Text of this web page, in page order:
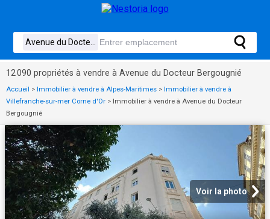
12 090 propriétés à vendre à Avenue du Docteur Bergougnié
Accueil > Immobilier à vendre à Alpes-Maritimes > Immobilier à vendre à
Villefranche-sur-mer Corne d'Or > Immobilier à vendre à Avenue du Docteur
Bergougnié
Voir la photo